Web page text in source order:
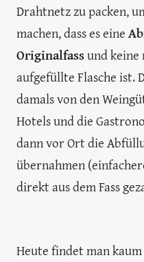
Drahtnetz zu packen,
machen, dass es eine
Originalfassund
aufgefüllte Flasche ist.
damals von den
Hotels und die
dann vor Ort die
übernahmen
direkt aus dem Fass
Heute findet man